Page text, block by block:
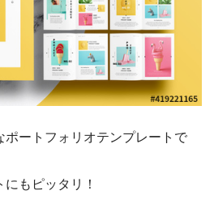
ポートフォリオテンプレートで
もピッタリ！